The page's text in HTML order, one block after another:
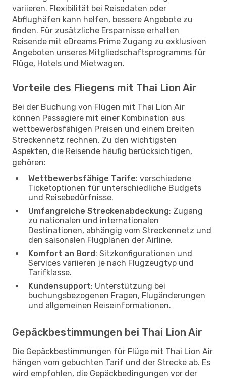
variieren. Flexibilität bei Reisedaten oder
Abflughäfen kann helfen, bessere Angebote zu
finden. Für zusätzliche Ersparnisse erhalten
Reisende mit eDreams Prime Zugang zu exklusiven
Angeboten unseres Mitgliedschaftsprogramms für
Flüge, Hotels und Mietwagen.
Vorteile des Fliegens mit Thai Lion Air
Bei der Buchung von Flügen mit Thai Lion Air
können Passagiere mit einer Kombination aus
wettbewerbsfähigen Preisen und einem breiten
Streckennetz rechnen. Zu den wichtigsten
Aspekten, die Reisende häufig berücksichtigen,
gehören:
Wettbewerbsfähige Tarife: verschiedene
Ticketoptionen für unterschiedliche Budgets
und Reisebedürfnisse.
Umfangreiche Streckenabdeckung: Zugang
zu nationalen und internationalen
Destinationen, abhängig vom Streckennetz und
den saisonalen Flugplänen der Airline.
Komfort an Bord: Sitzkonfigurationen und
Services variieren je nach Flugzeugtyp und
Tarifklasse.
Kundensupport: Unterstützung bei
buchungsbezogenen Fragen, Flugänderungen
und allgemeinen Reiseinformationen.
Gepäckbestimmungen bei Thai Lion Air
Die Gepäckbestimmungen für Flüge mit Thai Lion Air
hängen vom gebuchten Tarif und der Strecke ab. Es
wird empfohlen, die Gepäckbedingungen vor der